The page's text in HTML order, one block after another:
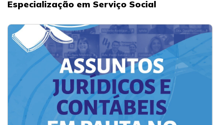
Especialização em Serviço Social